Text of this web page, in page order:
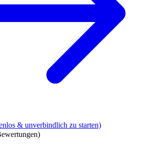
& unverbindlich zu starten)